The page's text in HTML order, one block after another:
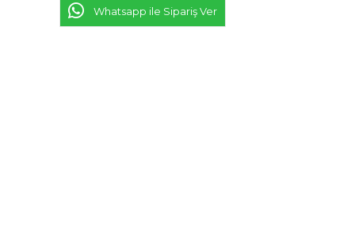
Whatsapp ile Sipariş Ver